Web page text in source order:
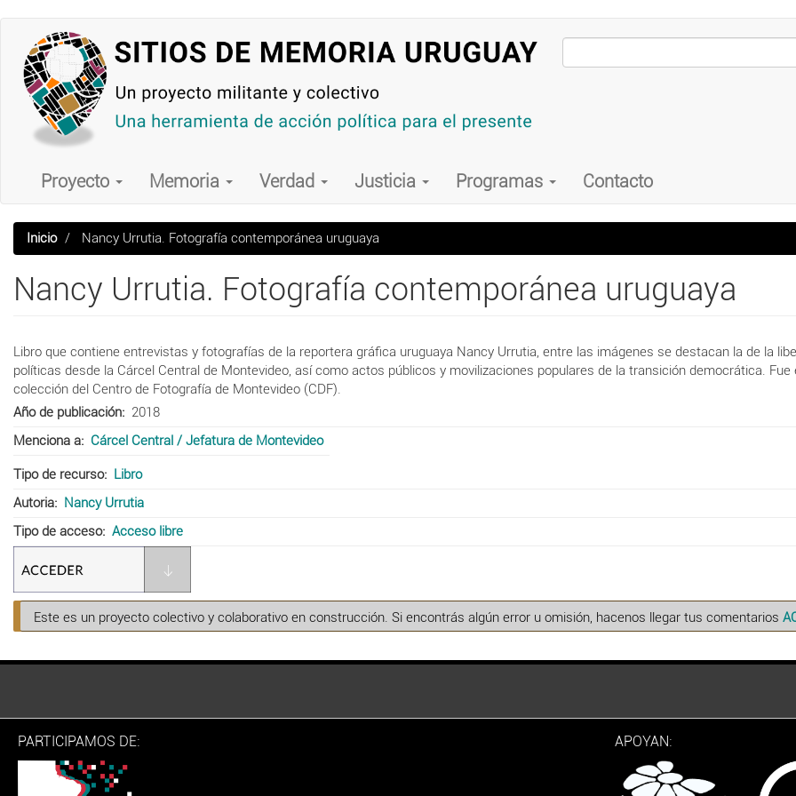
contenido
principal
Main
navigation
Proyecto Memoria Verdad Justicia Programas Contacto
Inicio Nancy Urrutia. Fotografía contemporánea uruguaya
Nancy Urrutia. Fotografía contemporánea uruguaya
Libro que contiene entrevistas y fotografías de la reportera gráfica uruguaya Nancy Urrutia, entre las imágenes se destacan la de la
políticas desde la Cárcel Central de Montevideo, así como actos públicos y movilizaciones populares de la transición democrática.
colección del Centro de Fotografía de Montevideo (CDF).
Año de publicación
2018
Menciona a
Cárcel Central / Jefatura de Montevideo
Tipo de recurso
Libro
Autoria
Nancy Urrutia
Tipo de acceso
Acceso libre
Este es un proyecto colectivo y colaborativo en construcción. Si encontrás algún error u omisión, hacenos llegar tus comentarios
PARTICIPAMOS DE: APOYAN: